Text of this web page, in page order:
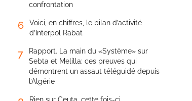
confrontation
6
Voici, en chiffres, le bilan d’activité
d’Interpol Rabat
7
Rapport. La main du «Système» sur
Sebta et Melilla: ces preuves qui
démontrent un assaut téléguidé depuis
l’Algérie